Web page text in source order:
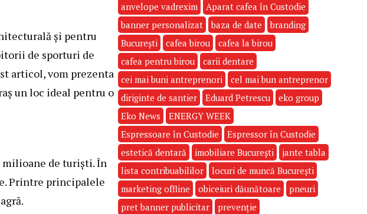
și pentru
de sporturi de
articol, vom prezenta
un loc ideal pentru o
milioane de turiști. În
Printre principalele
anvelope vadrexim
Aparat cafea în Custodie
banner personalizat
baza de date
branding
București
cafea birou
cafea la birou
cafea pentru birou
carii dentare
cei mai buni antreprenori
cel mai bun antreprenor
diriginte de santier
Eduard Petrescu
eko group
Eko News
ENERGY WEEK
Espressoare în Custodie
Espressor în Custodie
estetică dentară
imobiliare București
jante tabla
lista contribuabililor
locuri de muncă București
marketing offline
obiceiuri dăunătoare
pneuri
pret banner publicitar
prevenție